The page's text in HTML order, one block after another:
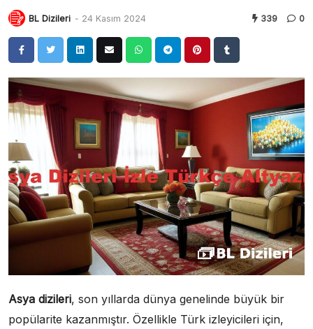
BL Dizileri - 24 Kasım 2024 339 0
Asya dizileri, son yıllarda dünya genelinde büyük bir
popülarite kazanmıştır. Özellikle Türk izleyicileri için,